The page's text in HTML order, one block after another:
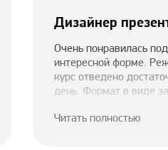
Дизайнер
Очень понравилась
интересной форме.
курс отведено
день. Формат в виде
Научилась строить
Читать полностью